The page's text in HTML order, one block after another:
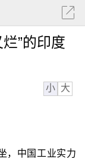
”的印度
小 大
，中国工业实力